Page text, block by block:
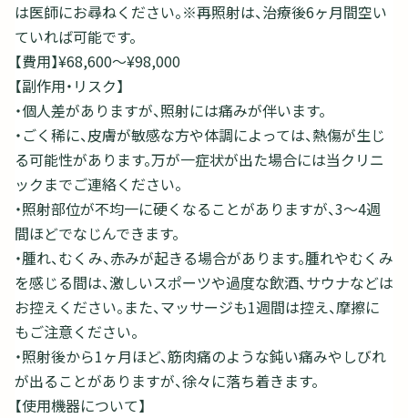
は医師にお尋ねください。※再照射は、治療後6ヶ月間空い
ていれば可能です。
【費用】¥68,600〜¥98,000
【副作用・リスク】
・個人差がありますが、照射には痛みが伴います。
・ごく稀に、皮膚が敏感な方や体調によっては、熱傷が生じ
る可能性があります。万が一症状が出た場合には当クリニ
ックまでご連絡ください。
・照射部位が不均一に硬くなることがありますが、3～4週
間ほどでなじんできます。
・腫れ、むくみ、赤みが起きる場合があります。腫れやむくみ
を感じる間は、激しいスポーツや過度な飲酒、サウナなどは
お控えください。また、マッサージも1週間は控え、摩擦に
もご注意ください。
・照射後から1ヶ月ほど、筋肉痛のような鈍い痛みやしびれ
が出ることがありますが、徐々に落ち着きます。
【使用機器について】